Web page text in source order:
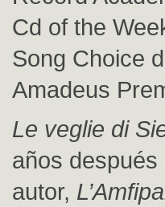
Cd of the
Song Choice
Amadeus
Le veglie di
años
autor,